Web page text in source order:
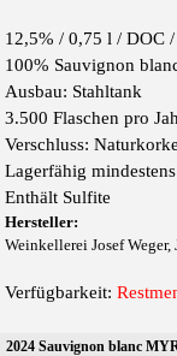
12,5% / 0,75 l / DOC /
100% Sauvignon
Ausbau: Stahltank
3.500 Flaschen pro
Verschluss:
Lagerfähig
Enthält Sulfite
Hersteller:
Weinkellerei Josef
Verfügbarkeit:
2024 Sauvignon blanc